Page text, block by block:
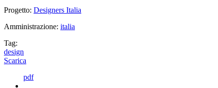
Progetto: Designers Italia
Amministrazione: italia
Tag:
design
Scarica
pdf